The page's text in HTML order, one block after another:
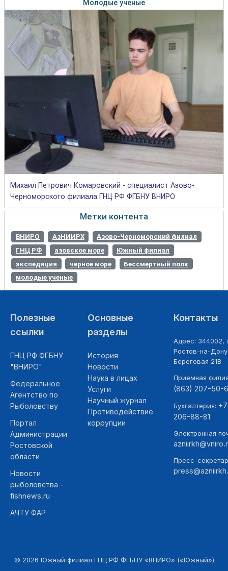
Молодые ученые
Михаил Петрович Комаровский - специалист Азово-
Черноморского филиала ГНЦ РФ ФГБНУ ВНИРО
Метки контента
ВНИРО АзНИИРХ
Азово-Черноморский филиал
ГНЦ РФ
азовское море
Южный филиал
экспедиция
черное море
Бессмертный полк
молодые ученые
Полезные
ссылки
ГНЦ РФ ФГБНУ
"ВНИРО"
Федеральное
Агентство по
Рыболовству
Портал
Администрации
Ростовской
области
Новости
рыболовства -
fishnews.ru
АЧТУ ФАР
Основные
разделы
История
Новости
Наука в лицах
Услуги
Научный журнал
Противодействие
коррупции
Контакты
Адрес: 344002,
Ростов-на-
Береговая 21В
Приемная
(863) 207-50-
Бухгалтерия:
206-88-81
Электронная
Пресс-
© 2026 Южный филиал ГНЦ РФ ФГБНУ «ВНИРО» («Южный»)